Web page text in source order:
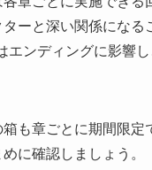
ーと深い関係になる
エンディングに影響
も章ごとに期間限
に確認しましょう。